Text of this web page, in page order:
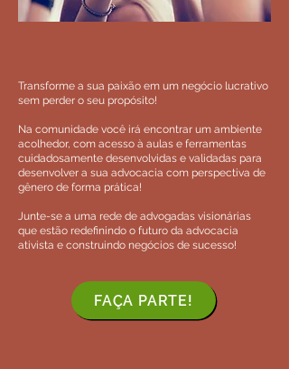
Transforme a sua paixão em um negócio lucrativo
sem perder o seu propósito!
Na comunidade você irá encontrar um ambiente
acolhedor, com acesso à aulas e ferramentas
cuidadosamente desenvolvidas e validadas para
desenvolver a sua advocacia com perspectiva de
gênero de forma prática!
Junte-se a uma rede de advogadas visionárias
que estão redefinindo o futuro da advocacia
ativista e construindo negócios de sucesso!
FAÇA PARTE!